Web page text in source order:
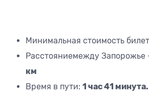
Минимальная стоимость
Расстояниемежду Запорожье
км
Время в пути: 1 час 41 минута.